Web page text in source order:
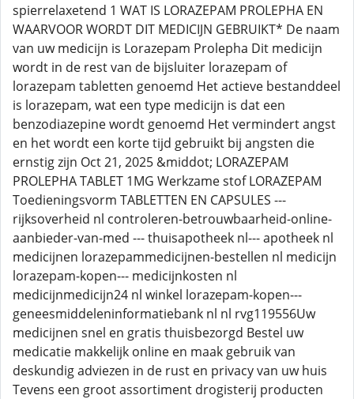
spierrelaxetend 1 WAT IS LORAZEPAM PROLEPHA EN
WAARVOOR WORDT DIT MEDICIJN GEBRUIKT* De naam
van uw medicijn is Lorazepam Prolepha Dit medicijn
wordt in de rest van de bijsluiter lorazepam of
lorazepam tabletten genoemd Het actieve bestanddeel
is lorazepam, wat een type medicijn is dat een
benzodiazepine wordt genoemd Het vermindert angst
en het wordt een korte tijd gebruikt bij angsten die
ernstig zijn Oct 21, 2025 &middot; LORAZEPAM
PROLEPHA TABLET 1MG Werkzame stof LORAZEPAM
Toedieningsvorm TABLETTEN EN CAPSULES ---
rijksoverheid nl controleren-betrouwbaarheid-online-
aanbieder-van-med --- thuisapotheek nl--- apotheek nl
medicijnen lorazepammedicijnen-bestellen nl medicijn
lorazepam-kopen--- medicijnkosten nl
medicijnmedicijn24 nl winkel lorazepam-kopen---
geneesmiddeleninformatiebank nl nl rvg119556Uw
medicijnen snel en gratis thuisbezorgd Bestel uw
medicatie makkelijk online en maak gebruik van
deskundig adviezen in de rust en privacy van uw huis
Tevens een groot assortiment drogisterij producten